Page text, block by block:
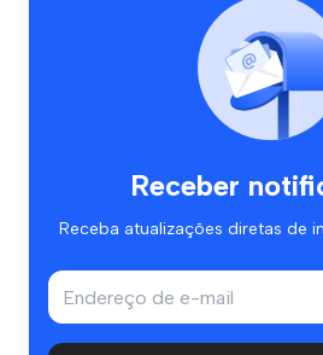
Receber
Receba atualizações diretas de